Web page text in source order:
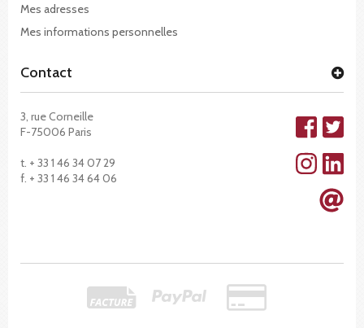
Mes adresses
Mes informations personnelles
Contact
3, rue Corneille
F-75006 Paris
t. + 33 1 46 34 07 29
f. + 33 1 46 34 64 06